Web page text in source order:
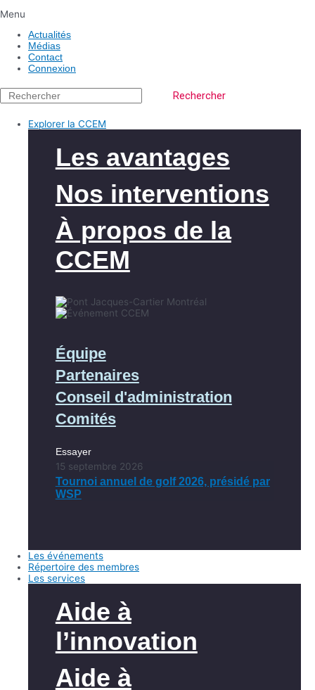
Menu
Actualités
Médias
Contact
Connexion
Rechercher
Explorer la CCEM
Les avantages
Nos interventions
À propos de la
CCEM
Équipe
Partenaires
Conseil d'administration
Comités
Essayer
15 septembre 2026
Tournoi annuel de golf 2026, présidé par
WSP
Les événements
Répertoire des membres
Les services
Aide à
l’innovation
Aide à